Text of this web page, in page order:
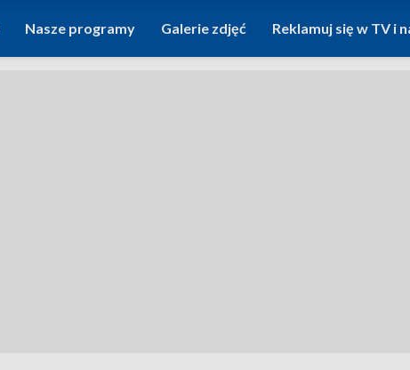
Nasze programy Galerie zdjęć Reklamuj się w TV i